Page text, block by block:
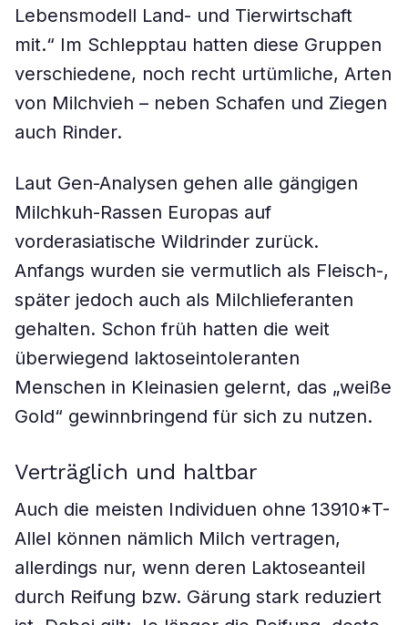
Lebensmodell Land- und Tierwirtschaft
mit.“ Im Schlepptau hatten diese Gruppen
verschiedene, noch recht urtümliche, Arten
von Milchvieh – neben Schafen und Ziegen
auch Rinder.
Laut Gen-Analysen gehen alle gängigen
Milchkuh-Rassen Europas auf
vorderasiatische Wildrinder zurück.
Anfangs wurden sie vermutlich als Fleisch-,
später jedoch auch als Milchlieferanten
gehalten. Schon früh hatten die weit
überwiegend laktoseintoleranten
Menschen in Kleinasien gelernt, das „weiße
Gold“ gewinnbringend für sich zu nutzen.
Verträglich und haltbar
Auch die meisten Individuen ohne 13910*T-
Allel können nämlich Milch vertragen,
allerdings nur, wenn deren Laktoseanteil
durch Reifung bzw. Gärung stark reduziert